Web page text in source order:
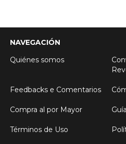
NAVEGACIÓN
Quiénes somos
Feedbacks e Comentarios
Compra al por Mayor
Términos de Uso